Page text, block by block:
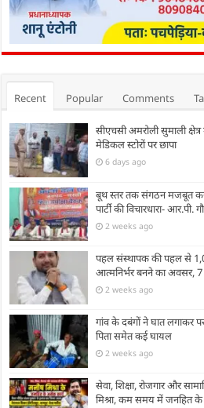
Recent Popular Comments
सीएचसी अमरोली सुमाली
मेडिकल स्टोरों पर छापा
6 days ago
बूथ स्तर तक संगठन मजबूत
पार्टी की विचारधारा- आर.पी.
2 weeks ago
पहल संस्थापक की पहल से
आत्मनिर्भर बनने का अवसर, 7
2 weeks ago
गांव के दबंगों ने घात लगाकर
पिता समेत कई घायल
2 weeks ago
सेवा, शिक्षा, रोजगार और
मिश्रा, कम समय में जनहित